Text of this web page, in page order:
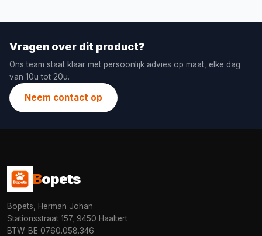
Vragen over dit product?
Ons team staat klaar met persoonlijk advies op maat, elke dag
van 10u tot 20u.
Neem contact op
Bopets
Bopets, Herman Johan
Stationsstraat 157, 9450 Haaltert
BTW: BE 0760.058.346